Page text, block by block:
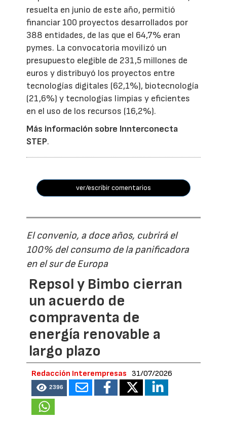
resuelta en junio de este año, permitió
financiar 100 proyectos desarrollados por
388 entidades, de las que el 64,7% eran
pymes. La convocatoria movilizó un
presupuesto elegible de 231,5 millones de
euros y distribuyó los proyectos entre
tecnologías digitales (62,1%), biotecnología
(21,6%) y tecnologías limpias y eficientes
en el uso de los recursos (16,2%).
Más información sobre Innterconecta
STEP.
ver/escribir comentarios
El convenio, a doce años, cubrirá el
100% del consumo de la panificadora
en el sur de Europa
Repsol y Bimbo cierran
un acuerdo de
compraventa de
energía renovable a
largo plazo
Redacción Interempresas 31/07/2026
2396